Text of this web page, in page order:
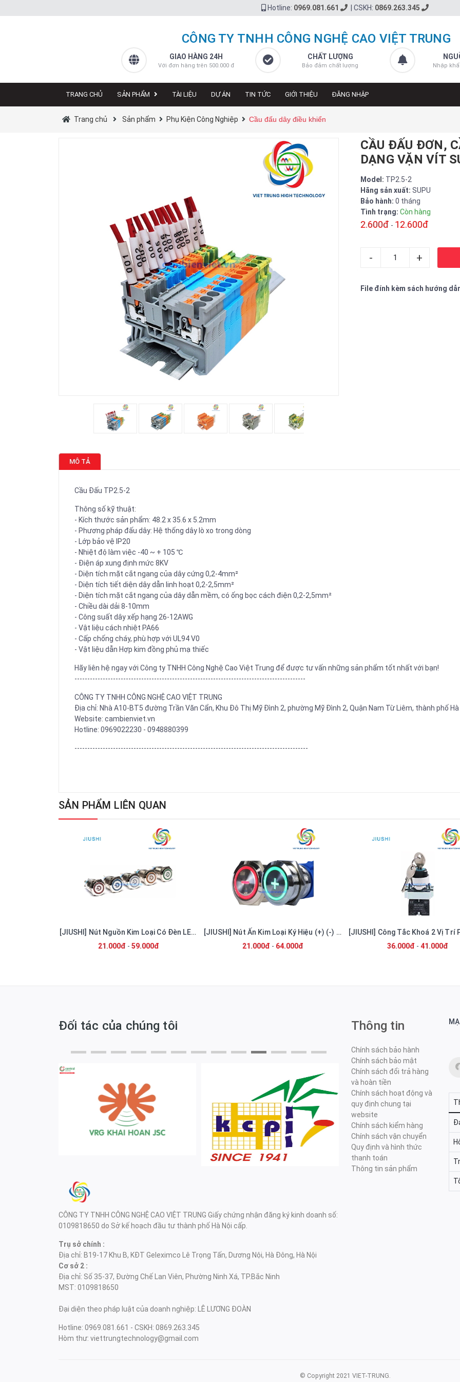
Hotline: 0969.081.661 CSKH: 0869.263.345
CÔNG TY TNHH CÔNG NGHỆ CAO VIỆT TRUNG
GIAO HÀNG 24H
Với đơn hàng trên 500.000 đ
CHẤT LƯỢNG
Bảo đảm chất lượng Nhập
TRANG CHỦ SẢN PHẨM TÀI LIỆU DỰ ÁN TIN TỨC GIỚI THIỆU ĐĂNG NHẬP
Trang chủ Sản phẩm Phụ Kiện Công Nghiệp Cầu đấu dây điều khiển
CẦU ĐẤU ĐƠN,
DẠNG VẶN VÍT
Model: TP2.5-2
Hãng sản xuất: SUPU
Bảo hành: 0 tháng
Tình trạng: Còn hàng
2.600đ - 12.600đ
- +
File đính kèm sách hướng
MÔ TẢ
Cầu Đấu TP2.5-2
Thông số kỹ thuật:
- Kích thước sản phẩm: 48.2 x 35.6 x 5.2mm
- Phương pháp đấu dây: Hệ thống dây lò xo trong dòng
- Lớp bảo vệ IP20
- Nhiệt độ làm việc -40 ~ + 105 ℃
- Điện áp xung định mức 8KV
- Diện tích mặt cắt ngang của dây cứng 0,2-4mm²
- Diện tích tiết diện dây dẫn linh hoạt 0,2-2,5mm²
- Diện tích mặt cắt ngang của dây dẫn mềm, có ống bọc cách điện 0,2-2,5mm²
- Chiều dài dải 8-10mm
- Công suất dây xếp hạng 26-12AWG
- Vật liệu cách nhiệt PA66
- Cấp chống cháy, phù hợp với UL94 V0
- Vật liệu dẫn Hợp kim đồng phủ mạ thiếc
Hãy liên hệ ngay với Công ty TNHH Công Nghệ Cao Việt Trung để được tư vấn những sản phẩm tốt nhất với bạn!
------------------------------------------------------------------------------------------
CÔNG TY TNHH CÔNG NGHỆ CAO VIỆT TRUNG
Địa chỉ: Nhà A10-BT5 đường Trần Văn Cẩn, Khu Đô Thị Mỹ Đình 2, phường Mỹ Đình 2, Quận Nam Từ Liêm, thành phố Hà
Website: cambienviet.vn
Hotline: 0969022230 - 0948880399
-------------------------------------------------------------------------------------------
SẢN PHẨM LIÊN QUAN
[JIUSHI] Nút Nguồn Kim Loại Có Đèn LED 24V Chống Nước Phi 22mm
21.000đ - 59.000đ
[JIUSHI] Nút Ấn Kim Loại Ký Hiệu (+) (-) Phi 22 Có Đèn LED 24V Chống Nước
21.000đ - 64.000đ 36.000đ - 41.000đ
Đối tác của chúng tôi
CÔNG TY TNHH CÔNG NGHỆ CAO VIỆT TRUNG Giấy chứng nhận đăng ký kinh doanh số:
0109818650 do Sở kế hoạch đầu tư thành phố Hà Nội cấp.
Trụ sở chính :
Địa chỉ: B19-17 Khu B, KĐT Geleximco Lê Trọng Tấn, Dương Nội, Hà Đông, Hà Nội
Cơ sở 2 :
Địa chỉ: Số 35-37, Đường Chế Lan Viên, Phường Ninh Xá, TP.Bắc Ninh
MST: 0109818650
Đại diện theo pháp luật của doanh nghiệp: LÊ LƯƠNG ĐOÀN
Hotline: 0969.081.661 - CSKH: 0869.263.345
Hòm thư: viettrungtechnology@gmail.com
Thông tin
Chính sách bảo hành
Chính sách bảo mật
Chính sách đổi trả hàng
và hoàn tiền
Chính sách hoạt động và
quy định chung tại
website
Chính sách kiểm hàng
Chính sách vận chuyển
Quy định và hình thức
thanh toán
Thông tin sản phẩm
© Copyright 2021 VIET-TRUNG.